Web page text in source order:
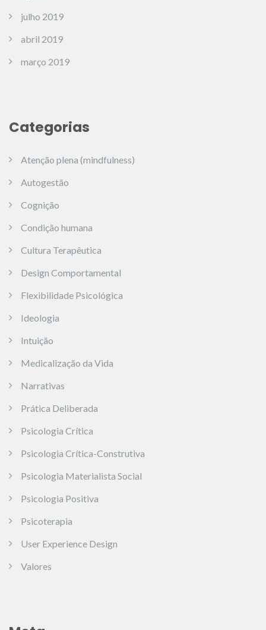
julho 2019
abril 2019
março 2019
Categorias
Atenção plena (mindfulness)
Autogestão
Cognição
Condição humana
Cultura Terapêutica
Design Comportamental
Flexibilidade Psicológica
Ideologia
Intuição
Medicalização da Vida
Narrativas
Prática Deliberada
Psicologia Crítica
Psicologia Crítica-Construtiva
Psicologia Materialista Social
Psicologia Positiva
Psicoterapia
User Experience Design
Valores